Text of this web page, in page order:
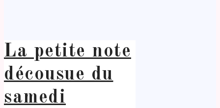
La petite note
décousue du
samedi